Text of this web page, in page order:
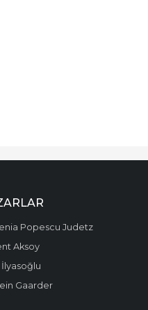
Popescu Judetz
Aksoy
İlyasoğlu
Gaarder